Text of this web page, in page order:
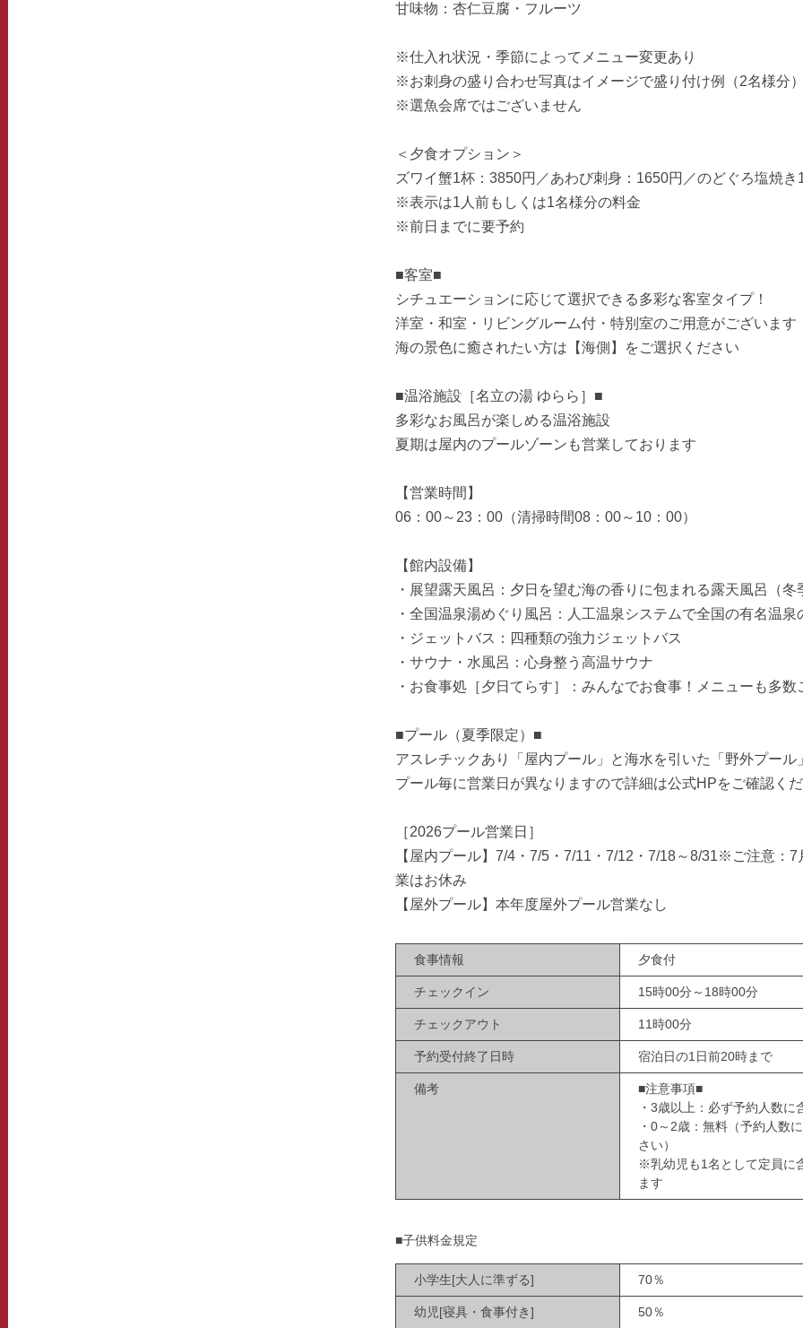
甘味物：杏仁豆腐・フルーツ
※仕入れ状況・季節によってメニュー変更あり
※お刺身の盛り合わせ写真はイメージで盛り付け例（2名様分
※選魚会席ではございません
＜夕食オプション＞
ズワイ蟹1杯：3850円／あわび刺身：1650円／のどぐろ塩焼き
※表示は1人前もしくは1名様分の料金
※前日までに要予約
■客室■
シチュエーションに応じて選択できる多彩な客室タイプ！
洋室・和室・リビングルーム付・特別室のご用意がございます
海の景色に癒されたい方は【海側】をご選択ください
■温浴施設［名立の湯 ゆらら］■
多彩なお風呂が楽しめる温浴施設
夏期は屋内のプールゾーンも営業しております
【営業時間】
06：00～23：00（清掃時間08：00～10：00）
【館内設備】
・展望露天風呂：夕日を望む海の香りに包まれる露天風呂（冬
・全国温泉湯めぐり風呂：人工温泉システムで全国の有名温
・ジェットバス：四種類の強力ジェットバス
・サウナ・水風呂：心身整う高温サウナ
・お食事処［夕日てらす］：みんなでお食事！メニューも多数
■プール（夏季限定）■
アスレチックあり「屋内プール」と海水を引いた「野外プール
プール毎に営業日が異なりますので詳細は公式HPをご確認く
［2026プール営業日］
【屋内プール】7/4・7/5・7/11・7/12・7/18～8/31※ご注意：
業はお休み
【屋外プール】本年度屋外プール営業なし
食事情報 夕食付
チェックイン 15時00分～18時00分
チェックアウト 11時00分
予約受付終了日時 宿泊日の1日前20時まで
備考
■注意事項■
・3歳以上：必ず予約人数に
・0～2歳：無料（予約人数
さい）
※乳幼児も1名として定員に
ます
■子供料金規定
小学生[大人に準ずる] 70％
幼児[寝具・食事付き] 50％